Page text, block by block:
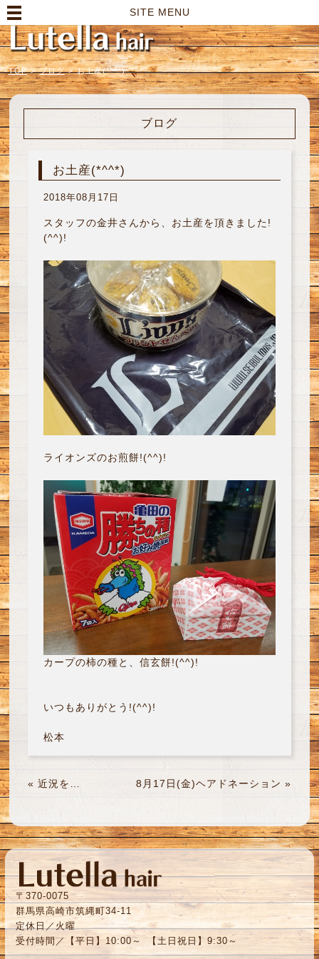
SITE MENU
TOP > ブログ > お土産(*^^*)
ブログ
お土産(*^^*)
2018年08月17日
スタッフの金井さんから、お土産を頂きました!
(^^)!
ライオンズのお煎餅!(^^)!
カープの柿の種と、信玄餅!(^^)!
いつもありがとう!(^^)!
松本
« 近況を… 8月17日(金)ヘアドネーション »
〒370-0075
群馬県高崎市筑縄町34-11
定休日／火曜
受付時間／【平日】10:00～ 【土日祝日】9:30～